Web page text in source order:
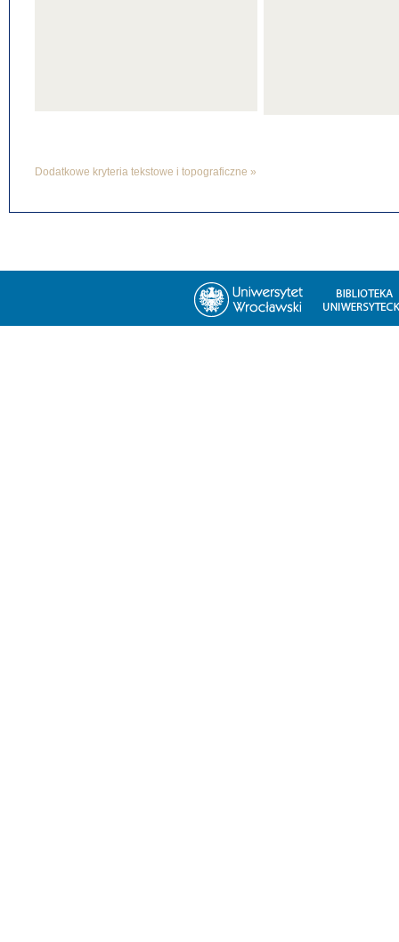
Dodatkowe kryteria tekstowe i topograficzne »